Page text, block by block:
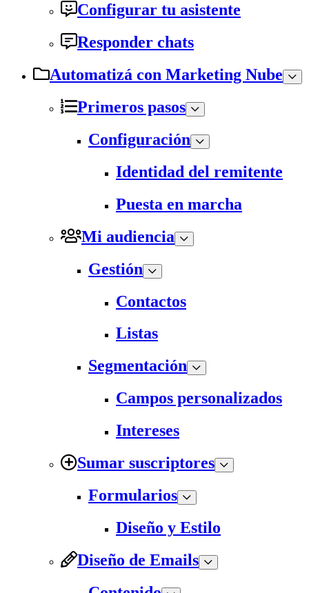
Configurar tu asistente
Responder chats
Automatizá con Marketing Nube
Primeros pasos
Configuración
Identidad del remitente
Puesta en marcha
Mi audiencia
Gestión
Contactos
Listas
Segmentación
Campos personalizados
Intereses
Sumar suscriptores
Formularios
Diseño y Estilo
Diseño de Emails